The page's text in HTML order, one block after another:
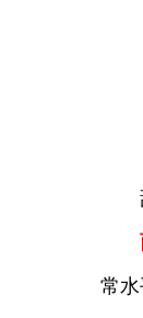
甜
常